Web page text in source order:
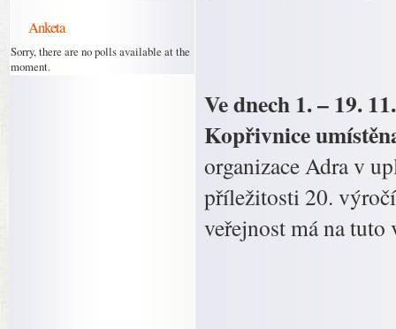
Anketa
Sorry, there are no polls available at the
moment.
Ve dnech 1. – 19.
Kopřivnice
organizace Adra v
příležitosti 20.
veřejnost má na